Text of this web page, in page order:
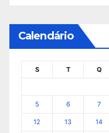
Calendário
S T Q
5 6 7
12 13 14